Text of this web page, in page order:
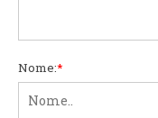
Nome:*